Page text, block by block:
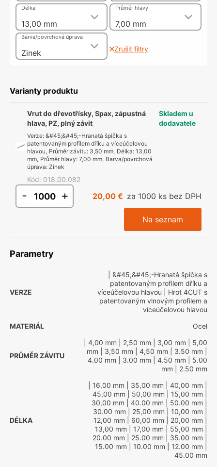
13,00 mm
Délka
7,00 mm
Průměr hlavy
Zinek
Barva/povrchová úprava
Zrušit filtry
Varianty produktu
Vrut do dřevotřísky, Spax, zápustná
hlava, PZ, plný závit
Verze: &#45;&#45;-Hranatá špička s
patentovaným profilem dříku a víceúčelovou
hlavou, Průměr závitu: 3,50 mm, Délka: 13,00
mm, Průměr hlavy: 7,00 mm, Barva/povrchová
úprava: Zinek
Kód: 018.00.082
Skladem u
dodavatele
- + 20,00 € za 1000 ks bez DPH
Na seznam
Parametry
VERZE
| &#45;&#45;-Hranatá špička s
patentovaným profilem dříku a
víceúčelovou hlavou | Hrot 4CUT s
patentovaným vlnovým profilem a
víceúčelovou hlavou
MATERIÁL
Ocel
PRŮMĚR ZÁVITU
| 4,00 mm | 2,50 mm | 3,00 mm | 5,00
mm | 3,50 mm | 4,50 mm | 3.50 mm
4.00 mm | 3.00 mm | 4.50 mm | 5.00
mm | 2.50 mm
DÉLKA
| 16,00 mm | 35,00 mm | 40,00 mm
45,00 mm | 50,00 mm | 15,00 mm
30,00 mm | 40.00 mm | 50.00 mm
30.00 mm | 25,00 mm | 10,00 mm
12,00 mm | 60,00 mm | 20,00 mm
13,00 mm | 17,00 mm | 55,00 mm
20.00 mm | 25.00 mm | 35.00 mm
15.00 mm | 10.00 mm | 12.00 mm
45.00 mm